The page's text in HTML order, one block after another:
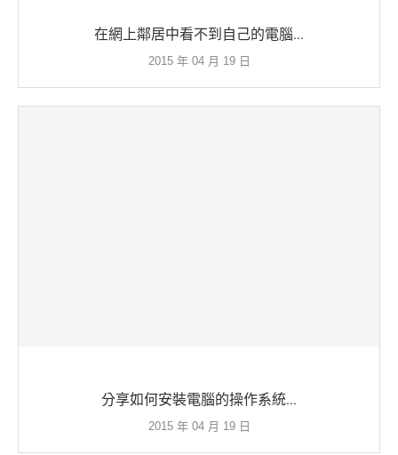
在網上鄰居中看不到自己的電腦...
2015 年 04 月 19 日
分享如何安裝電腦的操作系統...
2015 年 04 月 19 日